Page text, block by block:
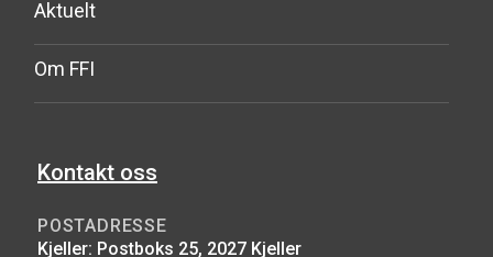
Aktuelt
Om FFI
Kontakt oss
POSTADRESSE
Kjeller: Postboks 25, 2027 Kjeller